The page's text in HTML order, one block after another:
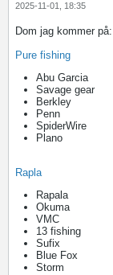
2025-11-01, 18:35
Dom jag kommer på:
Pure fishing
Abu Garcia
Savage gear
Berkley
Penn
SpiderWire
Plano
Rapla
Rapala
Okuma
VMC
13 fishing
Sufix
Blue Fox
Storm